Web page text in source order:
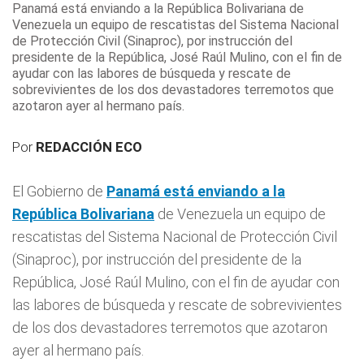
Panamá está enviando a la República Bolivariana de
Venezuela un equipo de rescatistas del Sistema Nacional
de Protección Civil (Sinaproc), por instrucción del
presidente de la República, José Raúl Mulino, con el fin de
ayudar con las labores de búsqueda y rescate de
sobrevivientes de los dos devastadores terremotos que
azotaron ayer al hermano país.
Por REDACCIÓN ECO
El Gobierno de Panamá está enviando a la
República Bolivariana de Venezuela un equipo de
rescatistas del Sistema Nacional de Protección Civil
(Sinaproc), por instrucción del presidente de la
República, José Raúl Mulino, con el fin de ayudar con
las labores de búsqueda y rescate de sobrevivientes
de los dos devastadores terremotos que azotaron
ayer al hermano país.